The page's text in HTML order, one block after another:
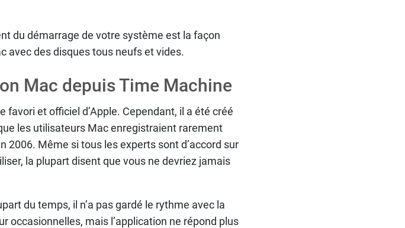
du démarrage de votre système est la façon
avec des disques tous neufs et vides.
Mac depuis Time Machine
et officiel d’Apple. Cependant, il a été créé
les utilisateurs Mac enregistraient rarement
2006. Même si tous les experts sont d’accord sur
la plupart disent que vous ne devriez jamais
du temps, il n’a pas gardé le rythme avec la
occasionnelles, mais l’application ne répond plus